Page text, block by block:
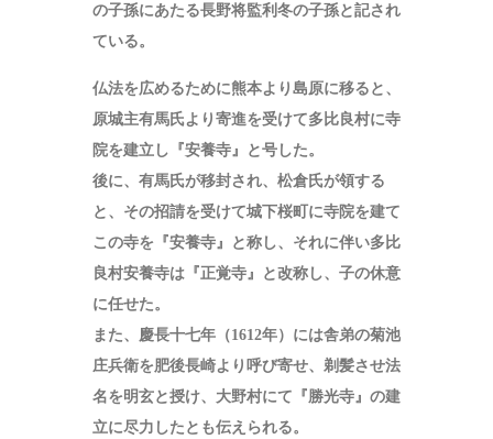
の子孫にあたる長野将監利冬の子孫と記され
ている。
仏法を広めるために熊本より島原に移ると、
原城主有馬氏より寄進を受けて多比良村に寺
院を建立し『安養寺』と号した。
後に、有馬氏が移封され、松倉氏が領する
と、その招請を受けて城下桜町に寺院を建て
この寺を『安養寺』と称し、それに伴い多比
良村安養寺は『正覚寺』と改称し、子の休意
に任せた。
また、慶長十七年（1612年）には舎弟の菊池
庄兵衛を肥後長崎より呼び寄せ、剃髪させ法
名を明玄と授け、大野村にて『勝光寺』の建
立に尽力したとも伝えられる。